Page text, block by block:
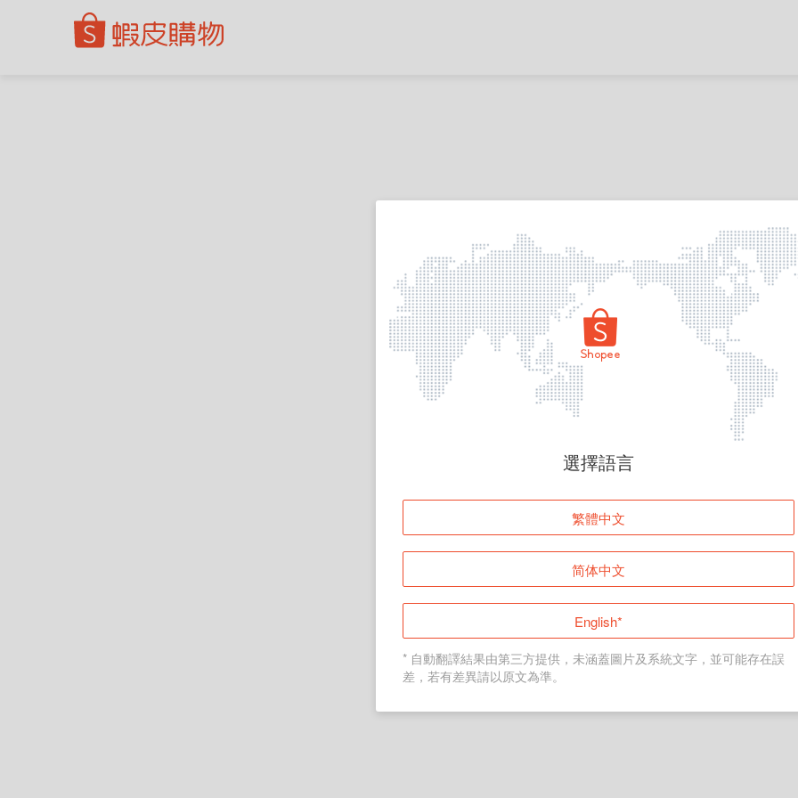
頁面無法顯示
登入
返回首頁
選擇語言
繁體中文
简体中文
English*
* 自動翻譯結果由第三方提供，未涵蓋圖片及系統文字，並可能存在誤
差，若有差異請以原文為準。